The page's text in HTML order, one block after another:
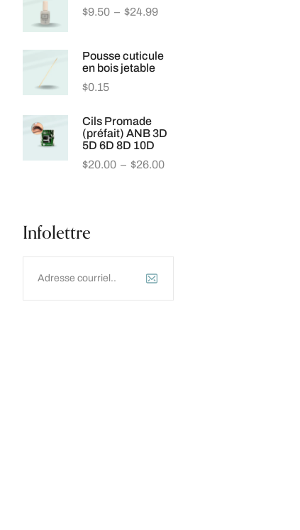
$9.50 – $24.99
Pousse cuticule
en bois jetable
$0.15
Cils Promade
(préfait) ANB 3D
5D 6D 8D 10D
$20.00 – $26.00
Infolettre